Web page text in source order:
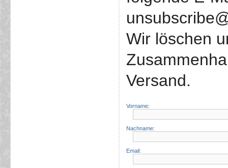
Wir löschen
Versand.
Vorname:
Nachname:
Email: